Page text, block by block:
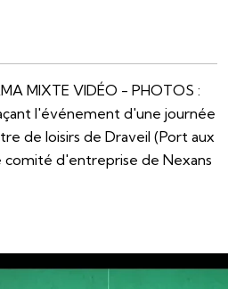
MIXTE VIDÉO - PHOTOS :
l'événement d'une journée
de loisirs de Draveil (Port aux
comité d'entreprise de Nexans